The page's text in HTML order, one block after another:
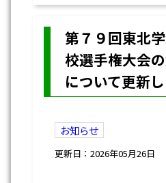
第７９回東北
校選手権大会
について更新
お知らせ
更新日：2026年05月26日